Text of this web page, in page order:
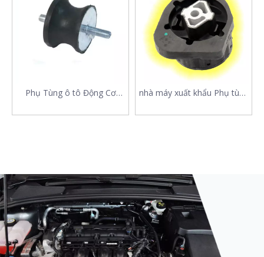
E39 E36 E46
Phụ Tùng ô tô Động Cơ
130 22316771130 2231
nhà máy xuất khẩu Phụ tùng
su khung gầm Hộp số E53